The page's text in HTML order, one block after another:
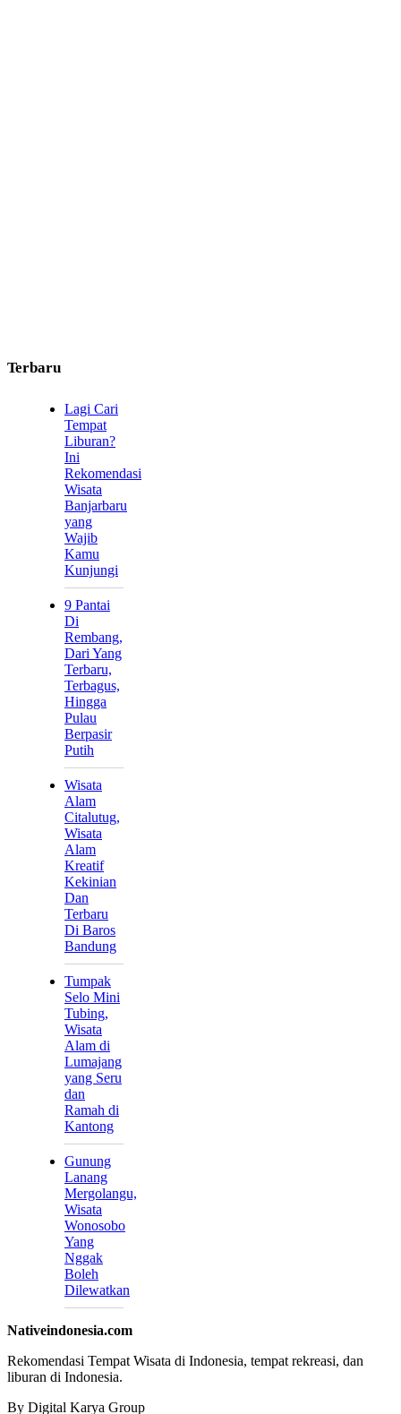
Terbaru
Lagi Cari
Tempat
Liburan?
Ini
Rekomendasi
Wisata
Banjarbaru
yang
Wajib
Kamu
Kunjungi
9 Pantai
Di
Rembang,
Dari Yang
Terbaru,
Terbagus,
Hingga
Pulau
Berpasir
Putih
Wisata
Alam
Citalutug,
Wisata
Alam
Kreatif
Kekinian
Dan
Terbaru
Di Baros
Bandung
Tumpak
Selo Mini
Tubing,
Wisata
Alam di
Lumajang
yang Seru
dan
Ramah di
Kantong
Gunung
Lanang
Mergolangu,
Wisata
Wonosobo
Yang
Nggak
Boleh
Dilewatkan
Nativeindonesia.com
Rekomendasi Tempat Wisata di Indonesia, tempat rekreasi, dan
liburan di Indonesia.
By Digital Karya Group